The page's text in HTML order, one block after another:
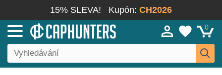
15% SLEVA! Kupón: CH2026
0